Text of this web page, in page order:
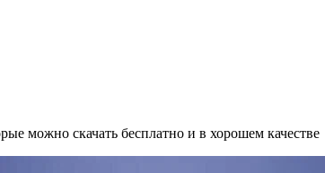
можно скачать бесплатно и в хорошем качестве